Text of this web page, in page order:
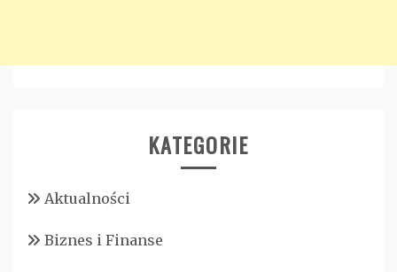
KATEGORIE
Aktualności
Biznes i Finanse